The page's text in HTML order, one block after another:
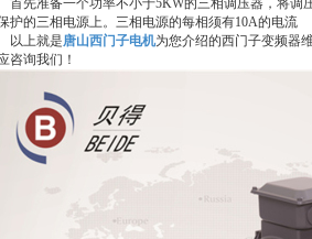
首先准备一个功率不小于5KW的三相调压器，将调
护的三相电源上。三相电源的每相须有10A的电流
以上就是唐山西门子电机为您介绍的西门子变频器
咨询我们！